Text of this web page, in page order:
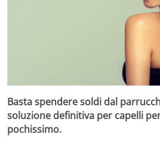
Basta spendere soldi dal
soluzione definitiva per capelli
pochissimo.